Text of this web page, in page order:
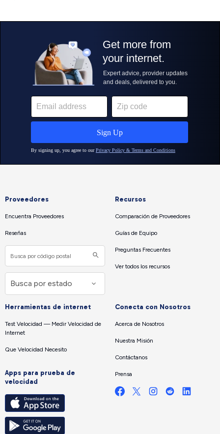
Proveedores
Encuentra Proveedores
Reseñas
Recursos
Comparación de Proveedores
Guías de Equipo
Preguntas Frecuentes
Ver todos los recursos
Herramientas de internet
Test Velocidad — Medir Velocidad de
Internet
Que Velocidad Necesito
Apps para prueba de
velocidad
Conecta con Nosotros
Acerca de Nosotros
Nuestra Misión
Contáctanos
Prensa